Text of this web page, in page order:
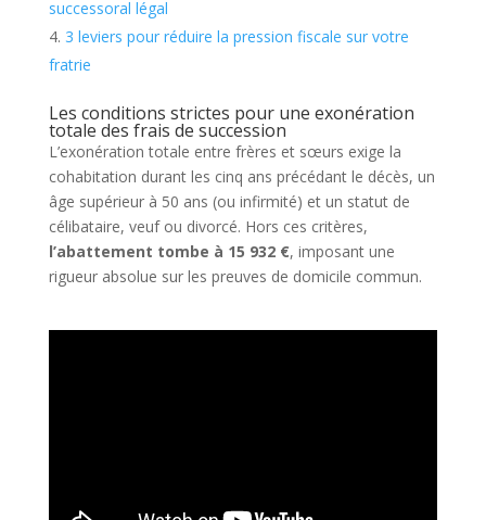
successoral légal
3 leviers pour réduire la pression fiscale sur votre
fratrie
Les conditions strictes pour une exonération
totale des frais de succession
L’exonération totale entre frères et sœurs exige la
cohabitation durant les cinq ans précédant le décès, un
âge supérieur à 50 ans (ou infirmité) et un statut de
célibataire, veuf ou divorcé. Hors ces critères,
l’abattement tombe à 15 932 €, imposant une
rigueur absolue sur les preuves de domicile commun.